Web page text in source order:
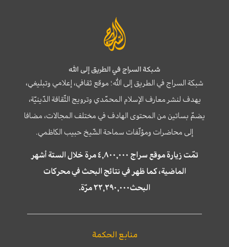
شبكة السراج في الطريق إلى الله
شبكة السراج في الطريق إلى الله؛ موقع ثقافي، إعلامي وتبليغي،
يهدف لنشر معارف الإسلام المحمّدي وترويج الثّقافة الدّينيّة،
يضمّ بساتين من المحتوى الهادف في مختلف المجالات، مضافا
إلى محاضرات ومؤلّفات سماحة الشّيخ حبيب الكاظمي.
تمّت زيارة موقع سراج ٤,٨٠٠,٠٠٠ مرة خلال الستة أشهر
الماضية، كما ظهر في نتائج البحث في محركات
البحث٢٢,٢٩٠,٠٠٠ مرّة.
منابع الحكمة